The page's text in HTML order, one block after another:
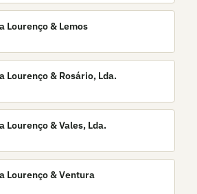
Lourenço & Lemos
Lourenço & Rosário, Lda.
Lourenço & Vales, Lda.
Lourenço & Ventura